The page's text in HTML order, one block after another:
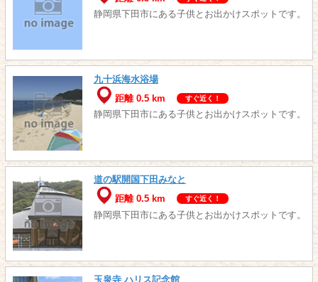
静岡県下田市にある子供とお出かけスポットです。
九十浜海水浴場
距離 0.5 km
すぐ近く！
静岡県下田市にある子供とお出かけスポットです。
道の駅開国下田みなと
距離 0.5 km
すぐ近く！
静岡県下田市にある子供とお出かけスポットです。
玉泉寺 ハリス記念館